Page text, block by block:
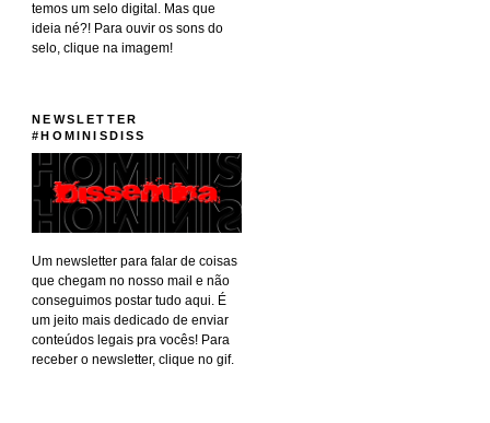
temos um selo digital. Mas que
ideia né?! Para ouvir os sons do
selo, clique na imagem!
NEWSLETTER
#HOMINISDISS
Um newsletter para falar de coisas
que chegam no nosso mail e não
conseguimos postar tudo aqui. É
um jeito mais dedicado de enviar
conteúdos legais pra vocês! Para
receber o newsletter, clique no gif.